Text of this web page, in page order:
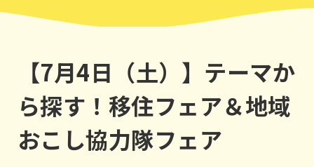
【7月4日（土）】テーマか
ら探す！移住フェア＆地域
おこし協力隊フェア